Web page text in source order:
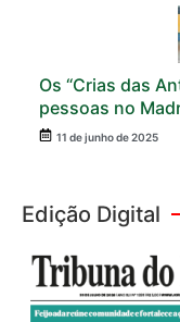
Os “Crias das
pessoas no
11 de junho de 2025
Edição Digital